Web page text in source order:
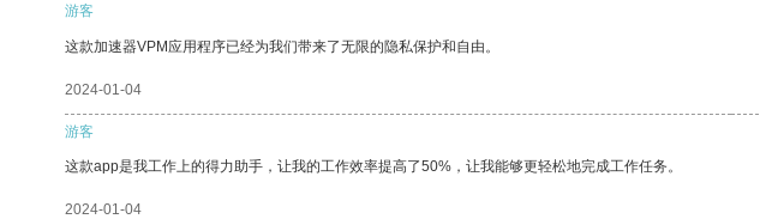
游客
这款加速器VPM应用程序已经为我们带来了无限的隐私保护和自由。
2024-01-04
游客
这款app是我工作上的得力助手，让我的工作效率提高了50%，让我能够更轻松地完成工作任务。
2024-01-04